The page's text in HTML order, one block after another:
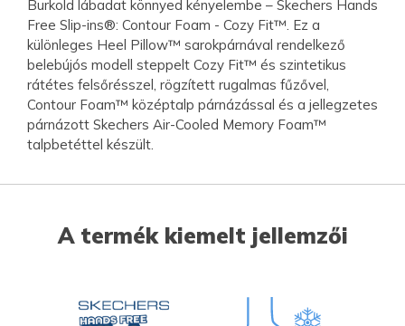
Burkold lábadat könnyed kényelembe – Skechers Hands
Free Slip-ins®: Contour Foam - Cozy Fit™. Ez a
különleges Heel Pillow™ sarokpárnával rendelkező
belebújós modell steppelt Cozy Fit™ és szintetikus
rátétes felsőrésszel, rögzített rugalmas fűzővel,
Contour Foam™ középtalp párnázással és a jellegzetes
párnázott Skechers Air-Cooled Memory Foam™
talpbetéttel készült.
A termék kiemelt jellemzői